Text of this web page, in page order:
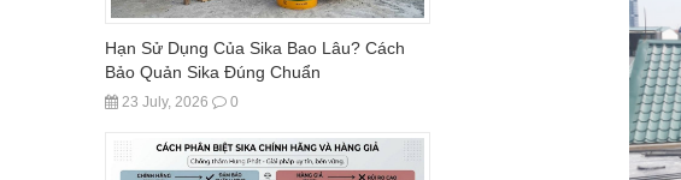
Hạn Sử Dụng Của Sika Bao Lâu? Cách
Bảo Quản Sika Đúng Chuẩn
23 July, 2026 0